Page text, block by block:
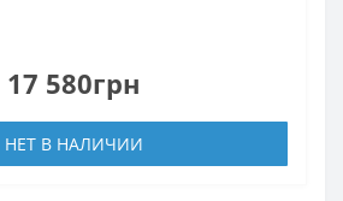
17 580грн
НЕТ В НАЛИЧИИ